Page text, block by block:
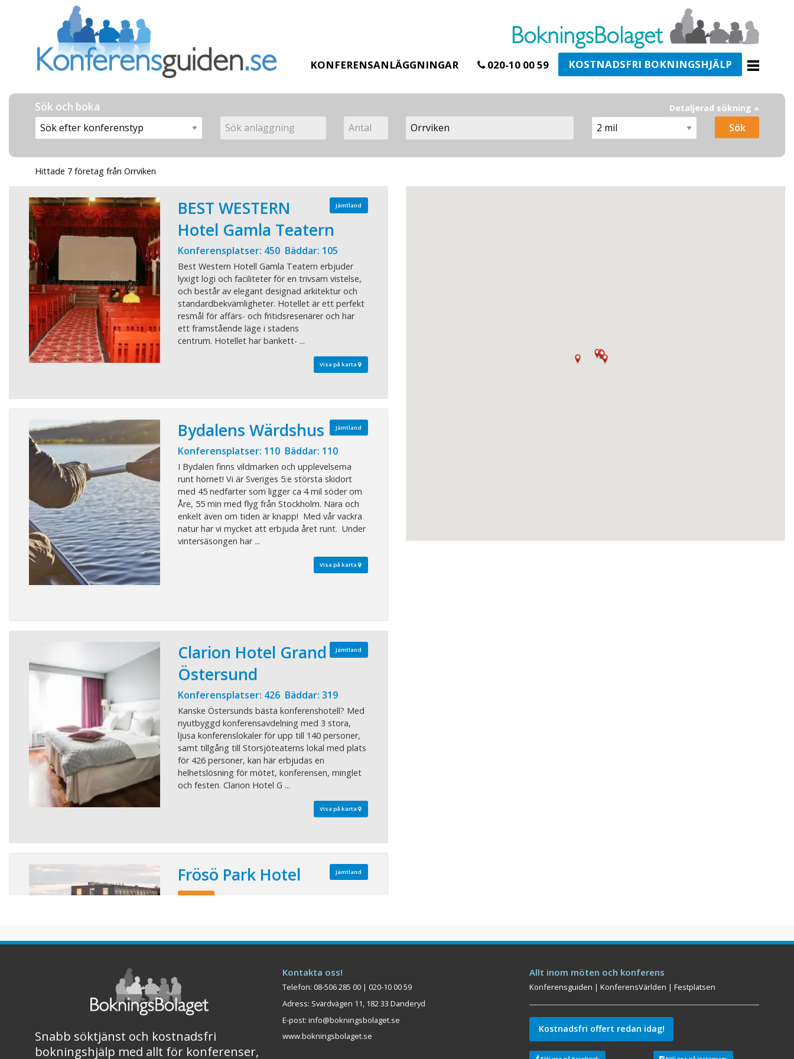
KONFERENSANLÄGGNINGAR 020-10 00 59 KOSTNADSFRI BOKNINGSHJÄLP
Sök och boka Detaljerad sökning »
Hittade 7 företag från Orrviken
Jämtland
BEST WESTERN
Hotel Gamla Teatern
Konferensplatser: 450 Bäddar: 105
Best Western Hotell Gamla Teatern erbjuder
lyxigt logi och faciliteter för en trivsam vistelse,
och består av elegant designad arkitektur och
standardbekvämligheter. Hotellet är ett perfekt
resmål för affärs- och fritidsresenärer och har
ett framstående läge i stadens
centrum. Hotellet har bankett- ...
Visa på karta
Jämtland
Bydalens Wärdshus
Konferensplatser: 110 Bäddar: 110
I Bydalen finns vildmarken och upplevelserna
runt hörnet! Vi är Sveriges 5:e största skidort
med 45 nedfarter som ligger ca 4 mil söder om
Åre, 55 min med flyg från Stockholm. Nära och
enkelt även om tiden är knapp! Med vår vackra
natur har vi mycket att erbjuda året runt. Under
vintersäsongen har ...
Visa på karta
Jämtland
Clarion Hotel Grand
Östersund
Konferensplatser: 426 Bäddar: 319
Kanske Östersunds bästa konferenshotell? Med
nyutbyggd konferensavdelning med 3 stora,
ljusa konferenslokaler för upp till 140 personer,
samt tillgång till Storsjöteaterns lokal med plats
för 426 personer, kan här erbjudas en
helhetslösning för mötet, konferensen, minglet
och festen. Clarion Hotel G ...
Visa på karta
Jämtland
Frösö Park Hotel
konferensresorten Frösö Park Hotel. Med 3 km
sova, träna, vila, njuta och jobba, året runt. Ett
personligt möteshotell med både hög och låg
puls. Frösö Park Spa h ...
Visa på karta
Snabb söktjänst och kostnadsfri
bokningshjälp med allt för konferenser,
Kontakta oss!
Telefon: 08-506 285 00 | 020-10 00 59
Adress: Svärdvägen 11, 182 33 Danderyd
E-post: info@bokningsbolaget.se
www.bokningsbolaget.se
Allt inom möten och konferens
Konferensguiden |KonferensVärlden |Festplatsen
Kostnadsfri offert redan idag!